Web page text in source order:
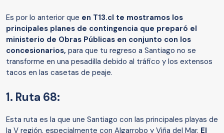
Es por lo anterior que en T13.cl te mostramos los
principales planes de contingencia que preparó el
ministerio de Obras Públicas en conjunto con los
concesionarios, para que tu regreso a Santiago no se
transforme en una pesadilla debido al tráfico y los extensos
tacos en las casetas de peaje.
1. Ruta 68:
Esta ruta es la que une Santiago con las principales playas de
la V región, especialmente con Algarrobo y Viña del Mar. El